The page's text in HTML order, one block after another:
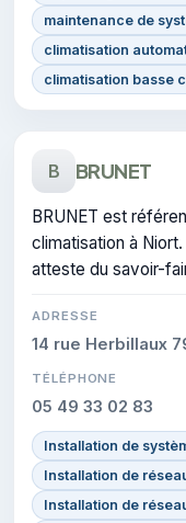
maintenance de
climatisation
climatisation basse
B BRUNET
BRUNET est
climatisation à
atteste du savoir-
ADRESSE
14 rue Herbillaux
TÉLÉPHONE
05 49 33 02 83
Installation de
Installation de
Installation de